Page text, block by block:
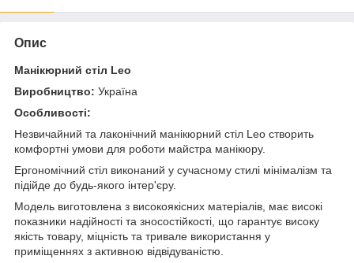
Опис
Манікюрний стіл Leo
Виробництво: Україна
Особливості:
Незвичайний та лаконічний манікюрний стіл Leo створить
комфортні умови для роботи майстра манікюру.
Ергономічний стіл виконаний у сучасному стилі мінімалізм та
підійде до будь-якого інтер'єру.
Модель виготовлена з високоякісних матеріалів, має високі
показники надійності та зносостійкості, що гарантує високу
якість товару, міцність та тривале використання у
приміщеннях з активною відвідуваністю.